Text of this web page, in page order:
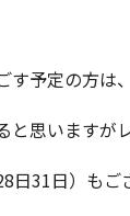
予定の方は
思いますが
日31日）も